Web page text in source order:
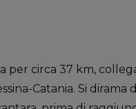
per circa 37 km,
Catania. Si dirama